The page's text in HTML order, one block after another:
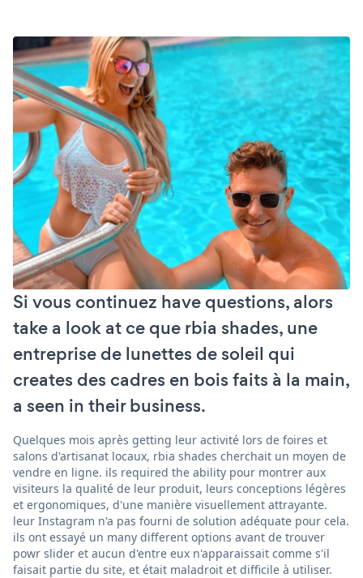
Si vous continuez have questions, alors
take a look at ce que rbia shades, une
entreprise de lunettes de soleil qui
creates des cadres en bois faits à la main,
a seen in their business.
Quelques mois après getting leur activité lors de foires et
salons d'artisanat locaux, rbia shades cherchait un moyen de
vendre en ligne. ils required the ability pour montrer aux
visiteurs la qualité de leur produit, leurs conceptions légères
et ergonomiques, d'une manière visuellement attrayante.
leur Instagram n'a pas fourni de solution adéquate pour cela.
ils ont essayé un many different options avant de trouver
powr slider et aucun d'entre eux n'apparaissait comme s'il
faisait partie du site, et était maladroit et difficile à utiliser.